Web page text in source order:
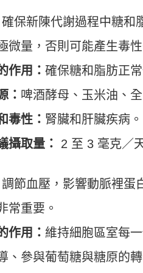
確保新陳代謝過程中糖和
微量，否則可能產生毒
作用： 確保糖和脂肪正
： 啤酒酵母、玉米油、
毒性： 腎臟和肝臟疾病。
攝取量：
2 至 3 毫克／
調節血壓，影響動脈裡蛋
常重要。
作用： 維持細胞區室每
、參與葡萄糖與糖原的